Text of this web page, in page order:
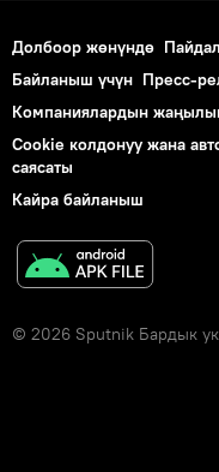
Долбоор жөнүндө
Байланыш үчүн Пресс-
Компаниялардын
Cookie колдонуу жана
саясаты
Кайра байланыш
© 2026 Sputnik Бардык